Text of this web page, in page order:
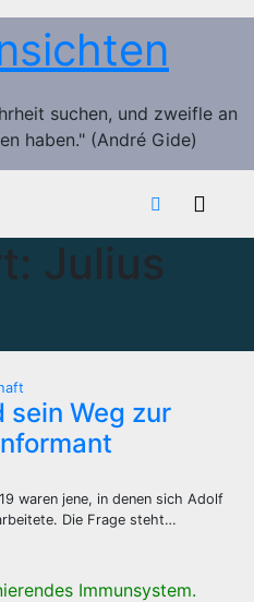
suchen, und zweifle an
haben." (André Gide)
Julius
sein Weg zur
waren jene, in denen sich Adolf
Die Frage steht…
Immunsystem.